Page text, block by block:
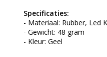
Specificaties:
- Materiaal: Rubber, Led
- Gewicht: 48 gram
- Kleur: Geel